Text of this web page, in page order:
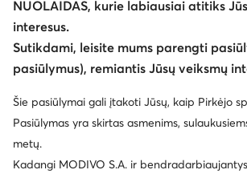
Klientų aptarnavimas
Apie mus
NUOLAIDAS, kurie labiausiai atitiks
interesus.
Sutikdami, leisite mums parengti
pasiūlymus), remiantis Jūsų veiksmų
Šie pasiūlymai gali įtakoti Jūsų, kaip Pirkėjo
Pasiūlymas yra skirtas asmenims,
metų.
Kadangi MODIVO S.A. ir